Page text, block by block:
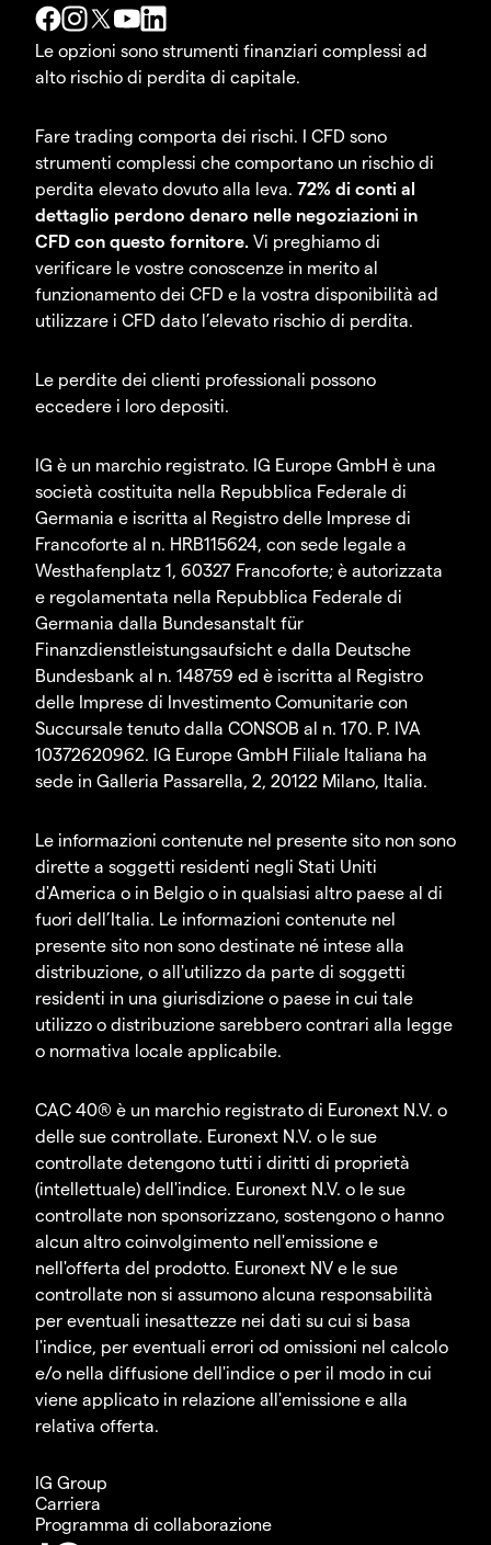
Le opzioni sono strumenti finanziari complessi ad
alto rischio di perdita di capitale.
Fare trading comporta dei rischi. I CFD sono
strumenti complessi che comportano un rischio di
perdita elevato dovuto alla leva. 72% di conti al
dettaglio perdono denaro nelle negoziazioni in
CFD con questo fornitore. Vi preghiamo di
verificare le vostre conoscenze in merito al
funzionamento dei CFD e la vostra disponibilità ad
utilizzare i CFD dato l’elevato rischio di perdita.
Le perdite dei clienti professionali possono
eccedere i loro depositi.
IG è un marchio registrato. IG Europe GmbH è una
società costituita nella Repubblica Federale di
Germania e iscritta al Registro delle Imprese di
Francoforte al n. HRB115624, con sede legale a
Westhafenplatz 1, 60327 Francoforte; è autorizzata
e regolamentata nella Repubblica Federale di
Germania dalla Bundesanstalt für
Finanzdienstleistungsaufsicht e dalla Deutsche
Bundesbank al n. 148759 ed è iscritta al Registro
delle Imprese di Investimento Comunitarie con
Succursale tenuto dalla CONSOB al n. 170. P. IVA
10372620962. IG Europe GmbH Filiale Italiana ha
sede in Galleria Passarella, 2, 20122 Milano, Italia.
Le informazioni contenute nel presente sito non sono
dirette a soggetti residenti negli Stati Uniti
d'America o in Belgio o in qualsiasi altro paese al di
fuori dell’Italia. Le informazioni contenute nel
presente sito non sono destinate né intese alla
distribuzione, o all'utilizzo da parte di soggetti
residenti in una giurisdizione o paese in cui tale
utilizzo o distribuzione sarebbero contrari alla legge
o normativa locale applicabile.
CAC 40® è un marchio registrato di Euronext N.V. o
delle sue controllate. Euronext N.V. o le sue
controllate detengono tutti i diritti di proprietà
(intellettuale) dell'indice. Euronext N.V. o le sue
controllate non sponsorizzano, sostengono o hanno
alcun altro coinvolgimento nell'emissione e
nell'offerta del prodotto. Euronext NV e le sue
controllate non si assumono alcuna responsabilità
per eventuali inesattezze nei dati su cui si basa
l'indice, per eventuali errori od omissioni nel calcolo
e/o nella diffusione dell'indice o per il modo in cui
viene applicato in relazione all'emissione e alla
relativa offerta.
IG Group
Carriera
Programma di collaborazione